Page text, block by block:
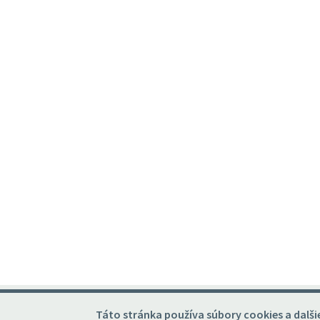
Táto stránka používa súbory cookies a